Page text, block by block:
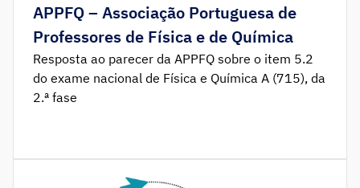
APPFQ – Associação Portuguesa de
Professores de Física e de Química
Resposta ao parecer da APPFQ sobre o item 5.2
do exame nacional de Física e Química A (715), da
2.ª fase